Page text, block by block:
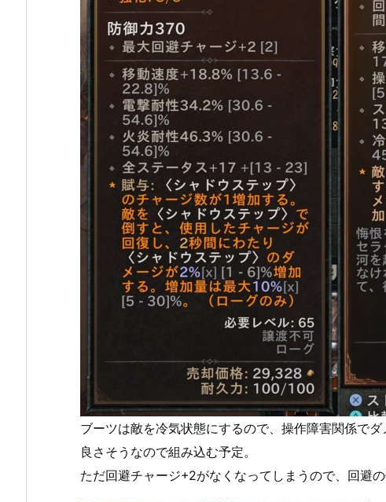
ブーツは敵を冷気状態にするので、操作障害関係で
良さそうなので組み込む予定。
ただ回避チャージ+2がなくなってしまうので、回避